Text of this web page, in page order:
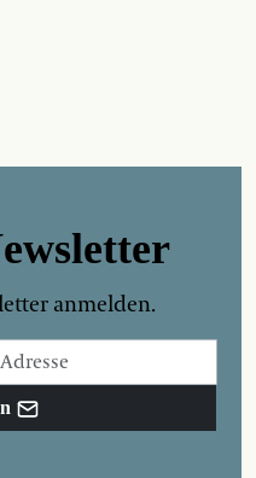
anmelden.